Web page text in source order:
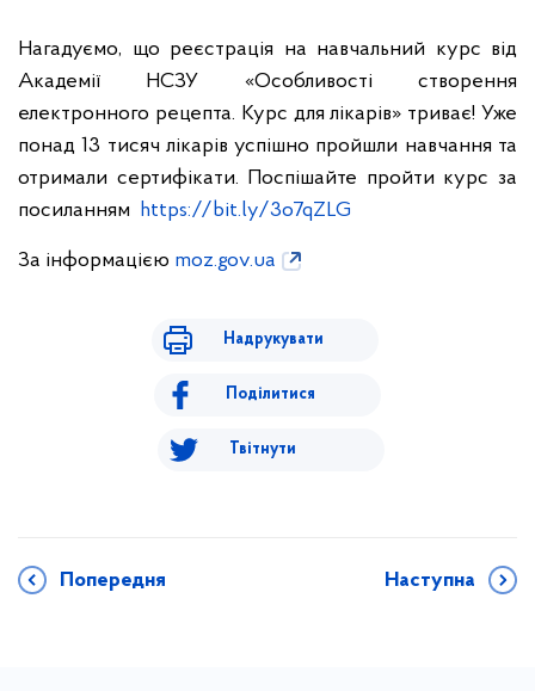
Нагадуємо, що реєстрація на навчальний курс від
Академії НСЗУ «Особливості створення
електронного рецепта. Курс для лікарів» триває! Уже
понад 13 тисяч лікарів успішно пройшли навчання та
отримали сертифікати. Поспішайте пройти курс за
посиланням
https://bit.ly/3o7qZLG
За інформацією moz.gov.ua
Надрукувати
Поділитися
Твітнути
Попередня Наступна